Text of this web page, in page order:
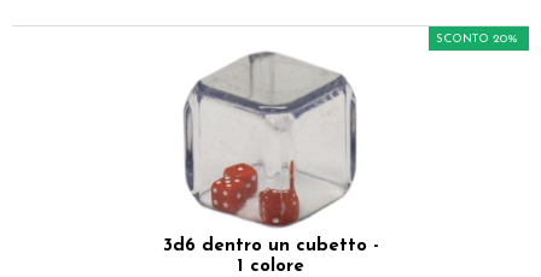
3d6 dentro un cubetto -
1 colore
SCONTO 20%